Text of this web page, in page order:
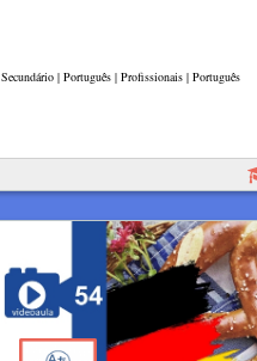
Secundário | Português | Profissionais | Português